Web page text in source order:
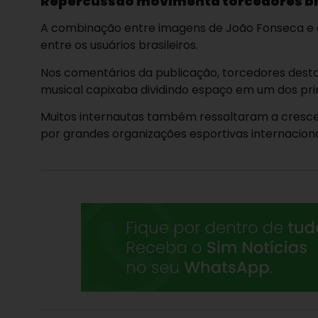
A combinação entre imagens de João Fonseca
entre os usuários brasileiros.
Nos comentários da publicação, torcedores
musical capixaba dividindo espaço em um dos
Muitos internautas também ressaltaram a
por grandes organizações esportivas